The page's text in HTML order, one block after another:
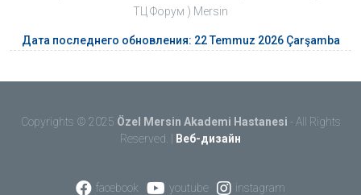
ТЦ Форум ) Mersin
Дата последнего обновления: 22 Temmuz 2026 Çarşamba
Copyrights © 2025 Özel Mersin Akademi Hastanesi - All Rights
Reserved. |
Веб-дизайн
facebook youtube instagram